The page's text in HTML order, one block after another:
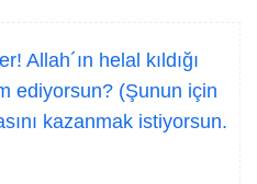
Allah´ın helal kıldığı
ediyorsun? (Şunun için
kazanmak istiyorsun.